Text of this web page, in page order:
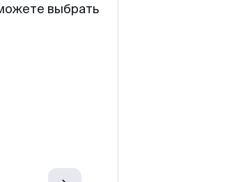
выбрать